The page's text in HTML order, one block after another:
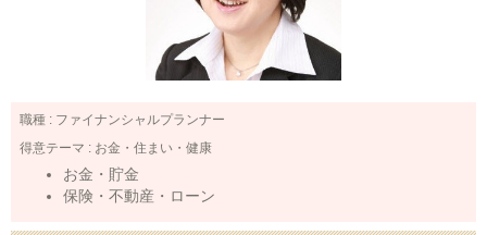
職種 : ファイナンシャルプランナー
得意テーマ : お金・住まい・健康
お金・貯金
保険・不動産・ローン